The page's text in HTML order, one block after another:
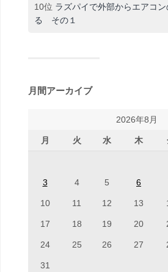
10位 ラズパイで外部からエアコ
る その１
月間アーカイブ
2026年8月
月 火 水 木
3 4 5 6
10 11 12 13
17 18 19 20
24 25 26 27
31